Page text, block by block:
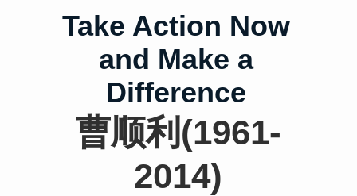
Take Action Now
and Make a
Difference
曹顺利(1961-
2014)